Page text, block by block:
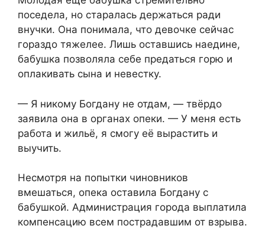
поседела, но старалась держаться ради
внучки. Она понимала, что девочке сейчас
гораздо тяжелее. Лишь оставшись наедине,
бабушка позволяла себе предаться горю и
оплакивать сына и невестку.
— Я никому Богдану не отдам, — твёрдо
заявила она в органах опеки. — У меня есть
работа и жильё, я смогу её вырастить и
выучить.
Несмотря на попытки чиновников
вмешаться, опека оставила Богдану с
бабушкой. Администрация города выплатила
компенсацию всем пострадавшим от взрыва.